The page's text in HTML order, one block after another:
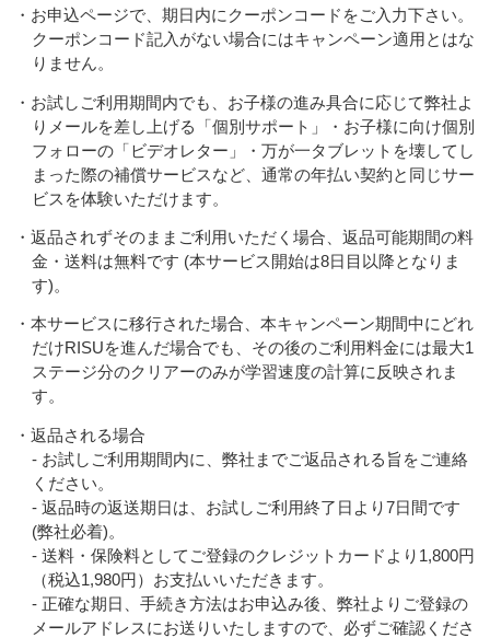
・お申込ページで、期日内にクーポンコードをご入力下さい。
クーポンコード記入がない場合にはキャンペーン適用とはな
りません。
・お試しご利用期間内でも、お子様の進み具合に応じて弊社よ
りメールを差し上げる「個別サポート」・お子様に向け個別
フォローの「ビデオレター」・万が一タブレットを壊してし
まった際の補償サービスなど、通常の年払い契約と同じサー
ビスを体験いただけます。
・返品されずそのままご利用いただく場合、返品可能期間の料
金・送料は無料です (本サービス開始は8日目以降となりま
す)。
・本サービスに移行された場合、本キャンペーン期間中にどれ
だけRISUを進んだ場合でも、その後のご利用料金には最大1
ステージ分のクリアーのみが学習速度の計算に反映されま
す。
・返品される場合
- お試しご利用期間内に、弊社までご返品される旨をご連絡
ください。
- 返品時の返送期日は、お試しご利用終了日より7日間です
(弊社必着)。
- 送料・保険料としてご登録のクレジットカードより1,800円
（税込1,980円）お支払いいただきます。
- 正確な期日、手続き方法はお申込み後、弊社よりご登録の
メールアドレスにお送りいたしますので、必ずご確認くださ